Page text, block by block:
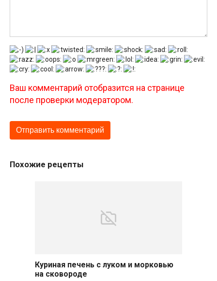
Ваш комментарий отобразится на странице
после проверки модератором.
Похожие рецепты
Куриная печень с луком и морковью
на сковороде